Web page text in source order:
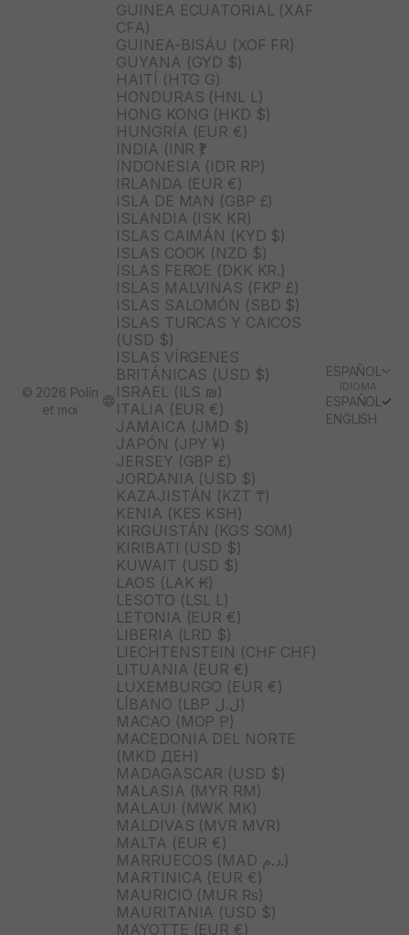
GUINEA ECUATORIAL (XAF
CFA)
GUINEA-BISÁU (XOF FR)
GUYANA (GYD $)
HAITÍ (HTG G)
HONDURAS (HNL L)
HONG KONG (HKD $)
HUNGRÍA (EUR €)
INDIA (INR ₹)
INDONESIA (IDR RP)
IRLANDA (EUR €)
ISLA DE MAN (GBP £)
ISLANDIA (ISK KR)
ISLAS CAIMÁN (KYD $)
ISLAS COOK (NZD $)
ISLAS FEROE (DKK KR.)
ISLAS MALVINAS (FKP £)
ISLAS SALOMÓN (SBD $)
ISLAS TURCAS Y CAICOS
(USD $)
ISLAS VÍRGENES
BRITÁNICAS (USD $)
ISRAEL (ILS ₪)
ITALIA (EUR €)
JAMAICA (JMD $)
JAPÓN (JPY ¥)
JERSEY (GBP £)
JORDANIA (USD $)
KAZAJISTÁN (KZT ₸)
KENIA (KES KSH)
KIRGUISTÁN (KGS SOM)
KIRIBATI (USD $)
KUWAIT (USD $)
LAOS (LAK ₭)
LESOTO (LSL L)
LETONIA (EUR €)
LIBERIA (LRD $)
LIECHTENSTEIN (CHF CHF)
LITUANIA (EUR €)
LUXEMBURGO (EUR €)
LÍBANO (LBP ل.ل)
MACAO (MOP P)
MACEDONIA DEL NORTE
(MKD ДЕН)
MADAGASCAR (USD $)
MALASIA (MYR RM)
MALAUI (MWK MK)
MALDIVAS (MVR MVR)
MALTA (EUR €)
MARRUECOS (MAD د.م.)
MARTINICA (EUR €)
MAURICIO (MUR ₨)
MAURITANIA (USD $)
MAYOTTE (EUR €)
ESPAÑOL
IDIOMA
ESPAÑOL
ENGLISH
© 2026 Polín
et moi